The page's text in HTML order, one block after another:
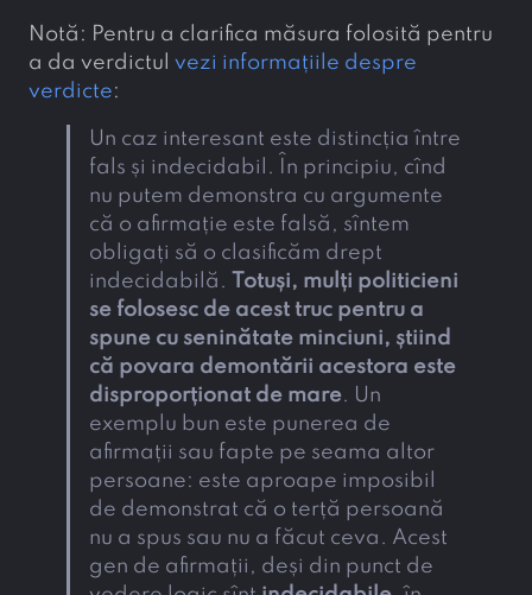
Notă: Pentru a clarifica măsura folosită pentru
a da verdictul vezi informațiile despre
verdicte:
Un caz interesant este distincția între
fals și indecidabil. În principiu, cînd
nu putem demonstra cu argumente
că o afirmație este falsă, sîntem
obligați să o clasificăm drept
indecidabilă.
Totuși, mulți politicieni
se folosesc de acest truc pentru a
spune cu seninătate minciuni, știind
că povara demontării acestora este
disproporționat de mare. Un
exemplu bun este punerea de
afirmații sau fapte pe seama altor
persoane: este aproape imposibil
de demonstrat că o terță persoană
nu a spus sau nu a făcut ceva. Acest
gen de afirmații, deși din punct de